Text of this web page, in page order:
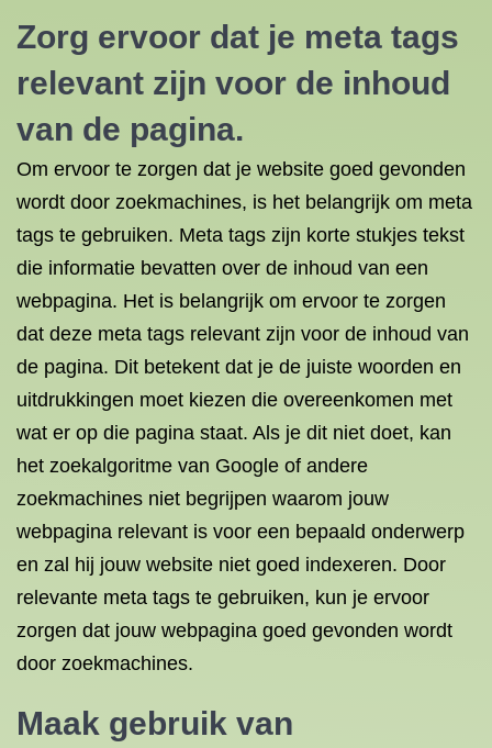
Zorg ervoor dat je meta tags
relevant zijn voor de inhoud
van de pagina.
Om ervoor te zorgen dat je website goed gevonden
wordt door zoekmachines, is het belangrijk om meta
tags te gebruiken. Meta tags zijn korte stukjes tekst
die informatie bevatten over de inhoud van een
webpagina. Het is belangrijk om ervoor te zorgen
dat deze meta tags relevant zijn voor de inhoud van
de pagina. Dit betekent dat je de juiste woorden en
uitdrukkingen moet kiezen die overeenkomen met
wat er op die pagina staat. Als je dit niet doet, kan
het zoekalgoritme van Google of andere
zoekmachines niet begrijpen waarom jouw
webpagina relevant is voor een bepaald onderwerp
en zal hij jouw website niet goed indexeren. Door
relevante meta tags te gebruiken, kun je ervoor
zorgen dat jouw webpagina goed gevonden wordt
door zoekmachines.
Maak gebruik van